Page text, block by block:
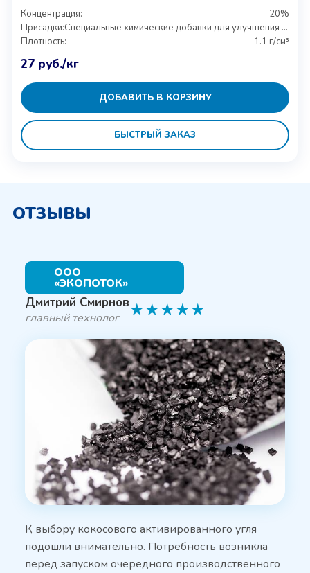
Концентрация:
20%
Присадки:
Специальные химические добавки для улучшения свойств
Плотность:
1.1 г/см³
27 руб./кг
ДОБАВИТЬ В КОРЗИНУ
БЫСТРЫЙ ЗАКАЗ
ОТЗЫВЫ
ООО
«ЭКОПОТОК»
Дмитрий Смирнов
главный технолог ★★★★★
К выбору кокосового активированного угля
подошли внимательно. Потребность возникла
перед запуском очередного производственного